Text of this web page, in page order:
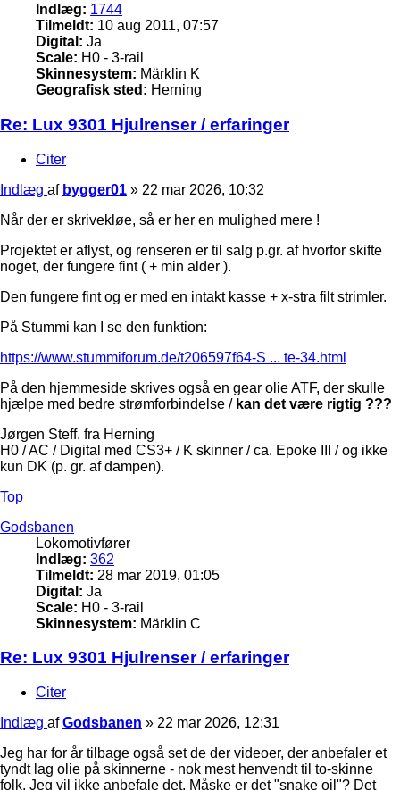
Indlæg: 1744
Tilmeldt: 10 aug 2011, 07:57
Digital: Ja
Scale: H0 - 3-rail
Skinnesystem: Märklin K
Geografisk sted: Herning
Re: Lux 9301 Hjulrenser / erfaringer
Citer
Indlæg af bygger01 » 22 mar 2026, 10:32
Når der er skrivekløe, så er her en mulighed mere !
Projektet er aflyst, og renseren er til salg p.gr. af hvorfor skifte
noget, der fungere fint ( + min alder ).
Den fungere fint og er med en intakt kasse + x-stra filt strimler.
På Stummi kan I se den funktion:
https://www.stummiforum.de/t206597f64-S ... te-34.html
På den hjemmeside skrives også en gear olie ATF, der skulle
hjælpe med bedre strømforbindelse / kan det være rigtig ???
Jørgen Steff. fra Herning
H0 / AC / Digital med CS3+ / K skinner / ca. Epoke III / og ikke
kun DK (p. gr. af dampen).
Top
Godsbanen
Lokomotivfører
Indlæg: 362
Tilmeldt: 28 mar 2019, 01:05
Digital: Ja
Scale: H0 - 3-rail
Skinnesystem: Märklin C
Re: Lux 9301 Hjulrenser / erfaringer
Citer
Indlæg afGodsbanen » 22 mar 2026, 12:31
Jeg har for år tilbage også set de der videoer, der anbefaler et
tyndt lag olie på skinnerne - nok mest henvendt til to-skinne
folk. Jeg vil ikke anbefale det. Måske er det "snake oil"? Det